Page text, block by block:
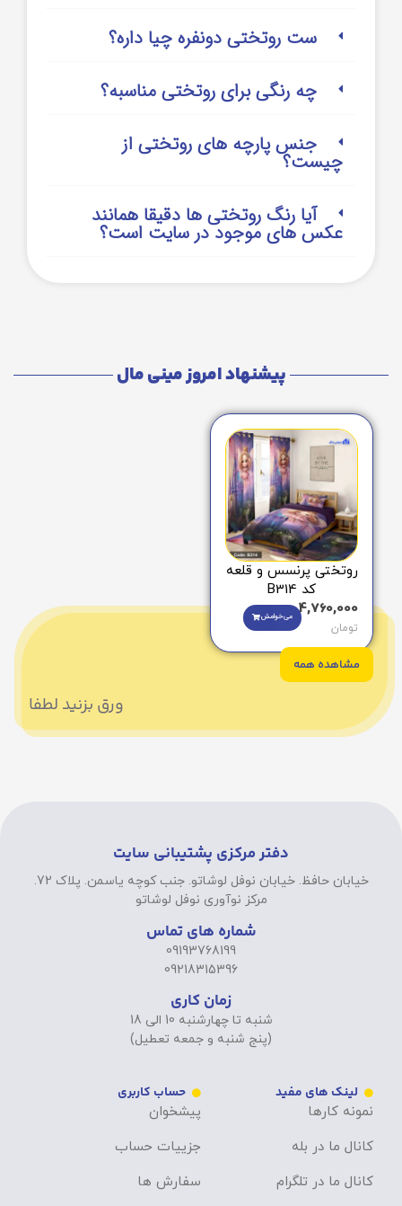
ست روتختی دونفره چیا داره؟
چه رنگی برای روتختی مناسبه؟
جنس پارچه های روتختی از
چیست؟
آیا رنگ روتختی ها دقیقا همانند
عکس های موجود در سایت است؟
پیشنهاد امروز مینی مال
روتختی پرنسس و قلعه
کد B314
4,760,000
تومان
می‌خوامش
مشاهده همه
ورق بزنید لطفا
دفتر مرکزی پشتیبانی سایت
خیابان حافظ. خیابان نوفل لوشاتو. جنب کوچه یاسمن. پلاک 72.
مرکز نوآوری نوفل لوشاتو
شماره های تماس
09193768199
09218315396
زمان کاری
شنبه تا چهارشنبه 10 الی 18
(پنج شنبه و جمعه تعطیل)
لینک های مفید
نمونه کارها
کانال ما در بله
کانال ما در تلگرام
حساب کاربری
پیشخوان
جزییات حساب
سفارش ها